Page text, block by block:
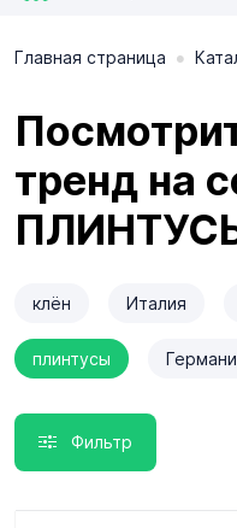
Главная страница •
тренд на
клён Италия
плинтусы
Фильтр